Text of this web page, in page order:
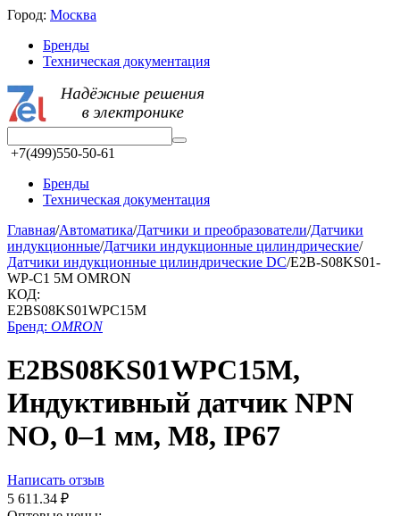
Город: Москва
Бренды
Техническая документация
+7(499)550-50-61
Бренды
Техническая документация
Главная/Автоматика/Датчики и преобразователи/Датчики
индукционные/Датчики индукционные цилиндрические/
Датчики индукционные цилиндрические DC/E2B-S08KS01-
WP-C1 5M OMRON
КОД:
E2BS08KS01WPC15M
Бренд: OMRON
E2BS08KS01WPC15M,
Индуктивный датчик NPN
NO, 0–1 мм, M8, IP67
Написать отзыв
5 611.34 ₽